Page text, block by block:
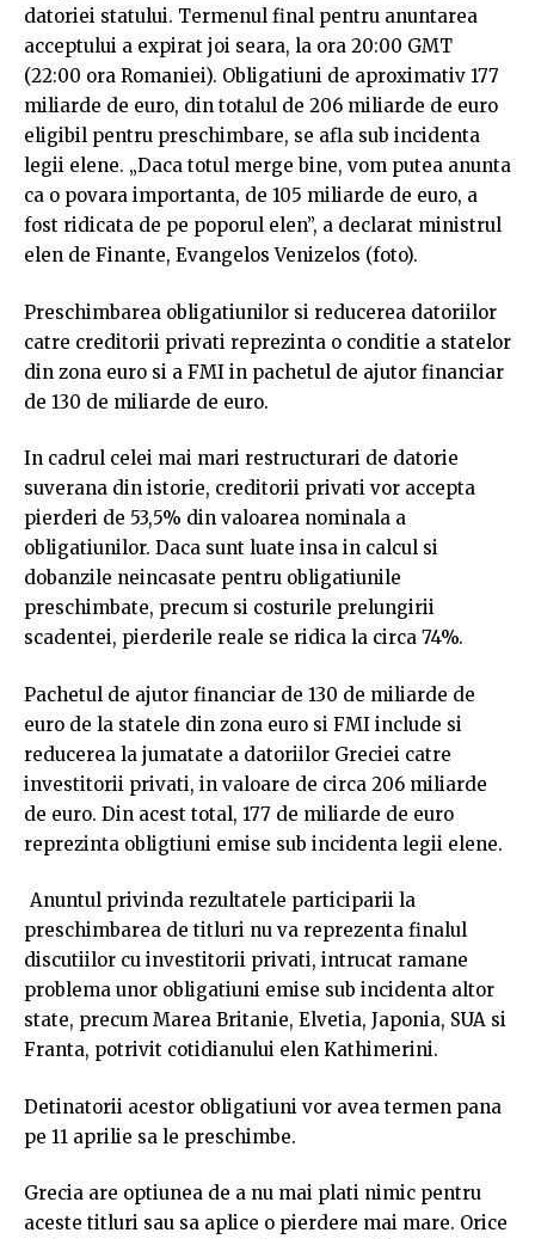
datoriei statului. Termenul final pentru anuntarea
acceptului a expirat joi seara, la ora 20:00 GMT
(22:00 ora Romaniei). Obligatiuni de aproximativ 177
miliarde de euro, din totalul de 206 miliarde de euro
eligibil pentru preschimbare, se afla sub incidenta
legii elene. „Daca totul merge bine, vom putea anunta
ca o povara importanta, de 105 miliarde de euro, a
fost ridicata de pe poporul elen”, a declarat ministrul
elen de Finante, Evangelos Venizelos (foto).
Preschimbarea obligatiunilor si reducerea datoriilor
catre creditorii privati reprezinta o conditie a statelor
din zona euro si a FMI in pachetul de ajutor financiar
de 130 de miliarde de euro.
In cadrul celei mai mari restructurari de datorie
suverana din istorie, creditorii privati vor accepta
pierderi de 53,5% din valoarea nominala a
obligatiunilor. Daca sunt luate insa in calcul si
dobanzile neincasate pentru obligatiunile
preschimbate, precum si costurile prelungirii
scadentei, pierderile reale se ridica la circa 74%.
Pachetul de ajutor financiar de 130 de miliarde de
euro de la statele din zona euro si FMI include si
reducerea la jumatate a datoriilor Greciei catre
investitorii privati, in valoare de circa 206 miliarde
de euro. Din acest total, 177 de miliarde de euro
reprezinta obligtiuni emise sub incidenta legii elene.
Anuntul privinda rezultatele participarii la
preschimbarea de titluri nu va reprezenta finalul
discutiilor cu investitorii privati, intrucat ramane
problema unor obligatiuni emise sub incidenta altor
state, precum Marea Britanie, Elvetia, Japonia, SUA si
Franta, potrivit cotidianului elen Kathimerini.
Detinatorii acestor obligatiuni vor avea termen pana
pe 11 aprilie sa le preschimbe.
Grecia are optiunea de a nu mai plati nimic pentru
aceste titluri sau sa aplice o pierdere mai mare. Orice